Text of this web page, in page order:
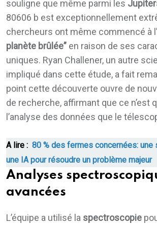
souligne que même parmi les
80606 b est exceptionnellement
chercheurs ont même commencé à
planète brûlée” en raison de ses
uniques. Ryan Challener, un autre
impliqué dans cette étude, a fait
point cette découverte ouvre de
de recherche, affirmant que ce n’est
l’analyse des données que le
A lire : 80 % des fermes concernées: une
une IA pour résoudre un problème majeur
Analyses
avancées
L’équipe a utilisé la spectroscopie